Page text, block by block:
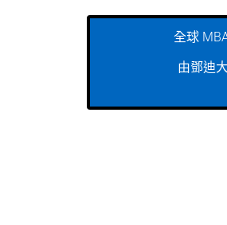
全球
由鄧迪